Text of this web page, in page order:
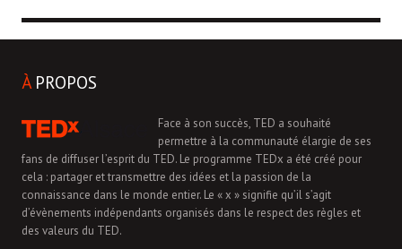
ÀPROPOS
Face à son succès, TED a souhaité
permettre à la communauté élargie de ses
fans de diffuser l’esprit du TED. Le programme TEDx a été créé pour
cela : partager et transmettre des idées et la passion de la
connaissance dans le monde entier. Le « x » signifie qu’il s’agit
d’évènements indépendants organisés dans le respect des règles et
des valeurs du TED.